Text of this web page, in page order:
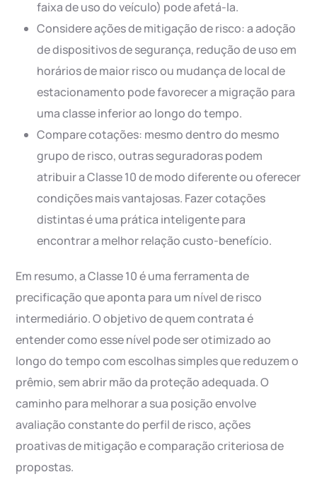
faixa de uso do veículo) pode afetá-la.
Considere ações de mitigação de risco: a adoção
de dispositivos de segurança, redução de uso em
horários de maior risco ou mudança de local de
estacionamento pode favorecer a migração para
uma classe inferior ao longo do tempo.
Compare cotações: mesmo dentro do mesmo
grupo de risco, outras seguradoras podem
atribuir a Classe 10 de modo diferente ou oferecer
condições mais vantajosas. Fazer cotações
distintas é uma prática inteligente para
encontrar a melhor relação custo-benefício.
Em resumo, a Classe 10 é uma ferramenta de
precificação que aponta para um nível de risco
intermediário. O objetivo de quem contrata é
entender como esse nível pode ser otimizado ao
longo do tempo com escolhas simples que reduzem o
prêmio, sem abrir mão da proteção adequada. O
caminho para melhorar a sua posição envolve
avaliação constante do perfil de risco, ações
proativas de mitigação e comparação criteriosa de
propostas.